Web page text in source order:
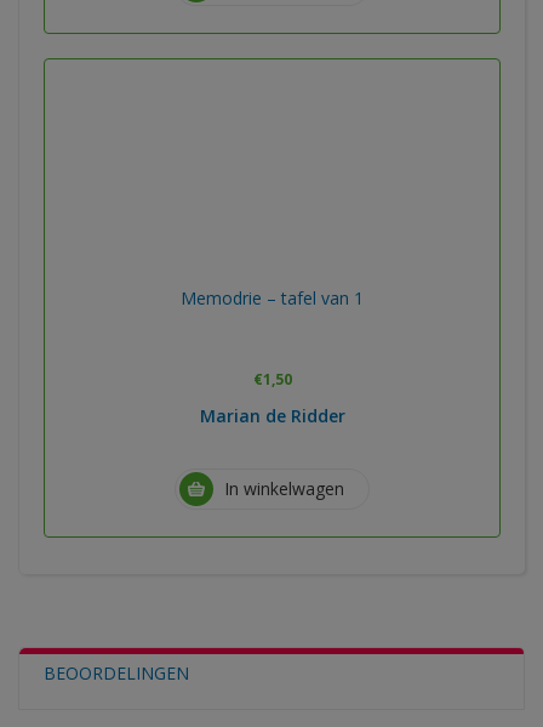
Memodrie – tafel van 1
€1,50
Marian de Ridder
In winkelwagen
BEOORDELINGEN